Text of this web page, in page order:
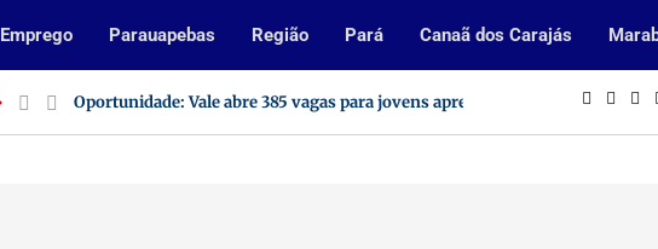
Emprego Parauapebas Região Pará Canaã dos Carajás
Oportunidade: Vale abre 385 vagas para jovens aprendizes no Pará